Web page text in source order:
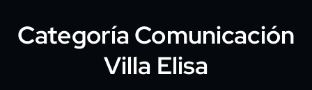
Categoría Comunicación
Villa Elisa